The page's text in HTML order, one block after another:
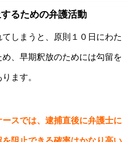
るための弁護活動
しまうと、原則１０日にわた
、早期釈放のためには勾留を
ます。
スでは、逮捕直後に弁護士に